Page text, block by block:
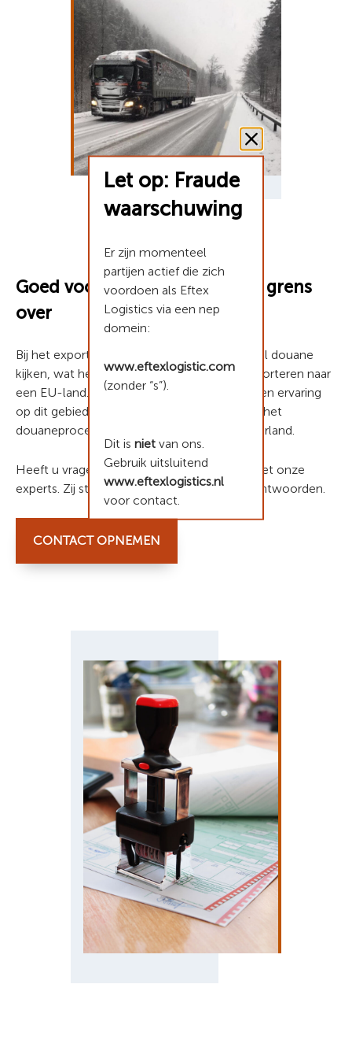
Goed voorbereid de Zwitserse grens
over
Bij het exporteren naar Zwitserland komt wel douane
kijken, wat het iets lastiger maakt dan transporteren naar
een EU-land. Door onze uitgebreide kennis en ervaring
op dit gebied, helpen wij u moeiteloos door het
douaneproces heen bij transport naar Zwitserland.
Heeft u vragen? Neem direct contact op met onze
experts. Zij staan klaar om uw vragen te beantwoorden.
CONTACT OPNEMEN
Let op: Fraude
waarschuwing
Er zijn momenteel
partijen actief die zich
voordoen als Eftex
Logistics via een nep
domein:
www.eftexlogistic.com
(zonder “s”).
Dit is nietvan ons.
Gebruik uitsluitend
www.eftexlogistics.nl
voor contact.